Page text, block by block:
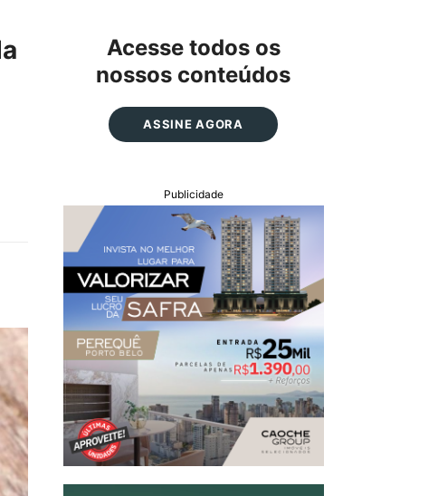
Acesse todos os
nossos conteúdos
ASSINE AGORA
Publicidade